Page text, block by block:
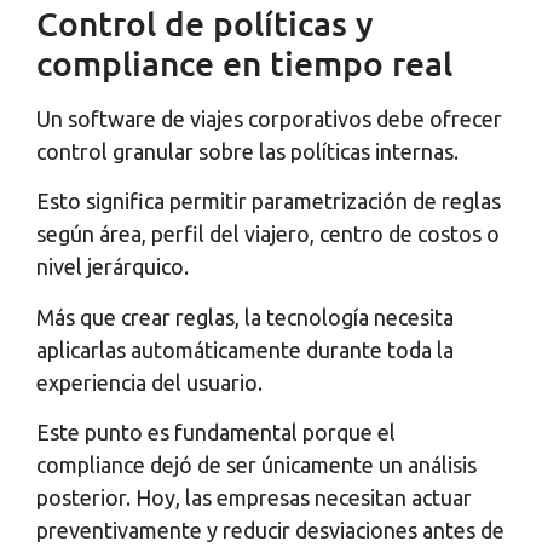
Control de políticas y
compliance en tiempo real
Un software de viajes corporativos debe ofrecer
control granular sobre las políticas internas.
Esto significa permitir parametrización de reglas
según área, perfil del viajero, centro de costos o
nivel jerárquico.
Más que crear reglas, la tecnología necesita
aplicarlas automáticamente durante toda la
experiencia del usuario.
Este punto es fundamental porque el
compliance dejó de ser únicamente un análisis
posterior. Hoy, las empresas necesitan actuar
preventivamente y reducir desviaciones antes de